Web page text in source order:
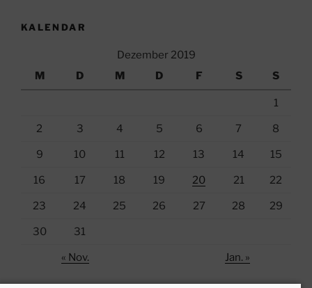
KALENDAR
Dezember 2019
M
D M D F S S
1
2 3 4 5 6 7 8
9 10 11 12 13 14 15
16 17 18 19 20 21 22
23 24 25 26 27 28 29
30 31
« Nov. Jan. »